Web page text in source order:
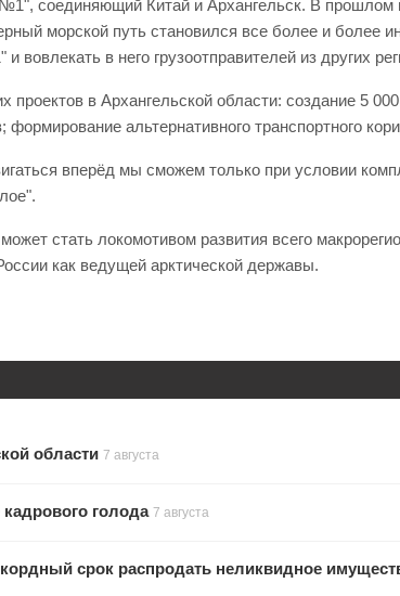
№1", соединяющий Китай и Архангельск. В
морской путь становился все более и
в него грузоотправителей из других
в Архангельской области: создание 5
альтернативного транспортного
вперёд мы сможем только при условии
стать локомотивом развития всего
как ведущей арктической державы.
области 7 августа
голода 7 августа
срок распродать неликвидное